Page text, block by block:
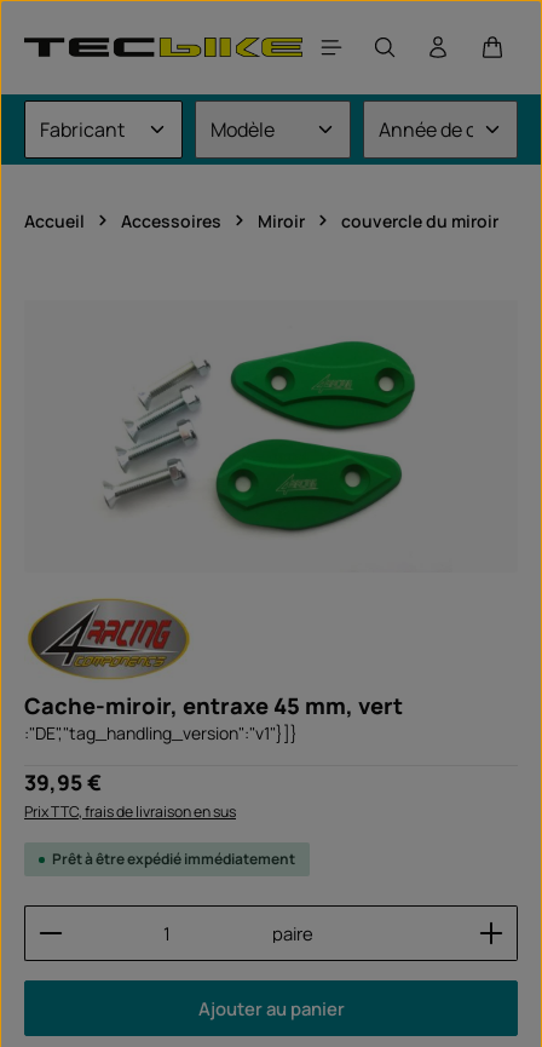
Le
Accueil Accessoires Miroir couvercle du miroir
Cache-miroir, entraxe 45 mm, vert
:"DE","tag_handling_version":"v1"}]}
Prix régulier :
39,95 €
Prix TTC, frais de livraison en sus
Prêt à être expédié immédiatement
Quantité de produit : Entrez la quantité
paire
Ajouter au panier